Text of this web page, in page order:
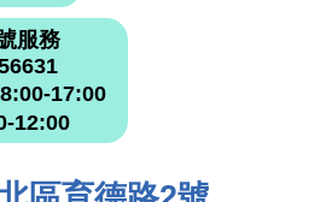
服務
17:00
12:00